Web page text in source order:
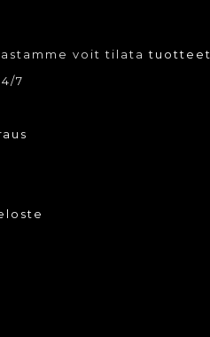
voit tilatatuotteet
7